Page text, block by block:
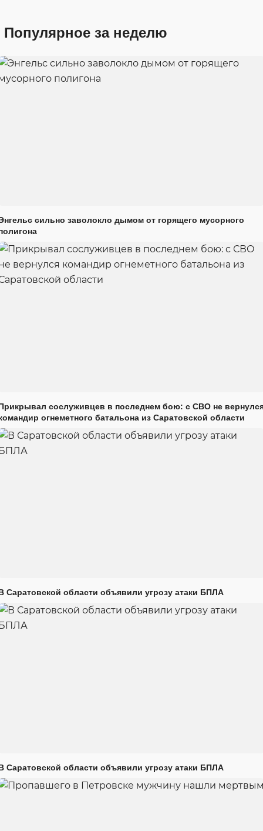
Популярное за неделю
сильно заволокло дымом от горящего мусорного
сослуживцев в последнем бою: с СВО не
огнеметного батальона из Саратовской области
Саратовской области объявили угрозу атаки БПЛА
Саратовской области объявили угрозу атаки БПЛА